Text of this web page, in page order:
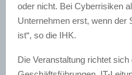
oder nicht. Bei Cyberrisiken
Unternehmen erst, wenn der
ist“, so die IHK.
Die Veranstaltung richtet sich